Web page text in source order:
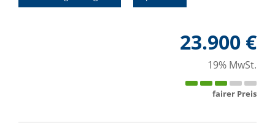
23.900 €
19% MwSt.
fairer Preis